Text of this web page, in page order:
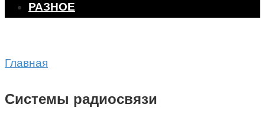
РАЗНОЕ
Главная
Системы радиосвязи